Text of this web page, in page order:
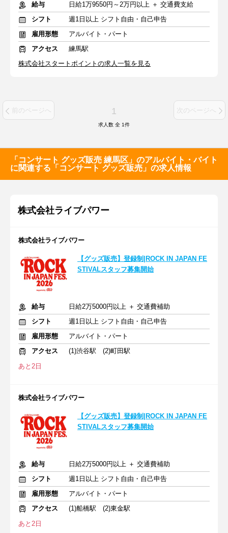
給与
日給1万9550円～2万円以上 ＋ 交通費支給
シフト
週1日以上 シフト自由・自己申告
雇用形態
アルバイト・パート
アクセス
練馬駅
株式会社スタートポイントの求人一覧を見る
前のページへ 1 次のページへ
求人数 全 1件
「コンサート グッズ販売 練馬区」のアルバイト・バイト
に関連する「コンサート グッズ販売」の求人情報
株式会社ライブパワー
株式会社ライブパワー
【グッズ販売】登録制|ROCK IN JAPAN FE
STIVALスタッフ募集開始
給与
日給2万5000円以上 ＋ 交通費補助
シフト
週1日以上 シフト自由・自己申告
雇用形態
アルバイト・パート
アクセス
(1)渋谷駅 (2)町田駅
あと2日
株式会社ライブパワー
【グッズ販売】登録制|ROCK IN JAPAN FE
STIVALスタッフ募集開始
給与
日給2万5000円以上 ＋ 交通費補助
シフト
週1日以上 シフト自由・自己申告
雇用形態
アルバイト・パート
アクセス
(1)船橋駅 (2)東金駅
あと2日